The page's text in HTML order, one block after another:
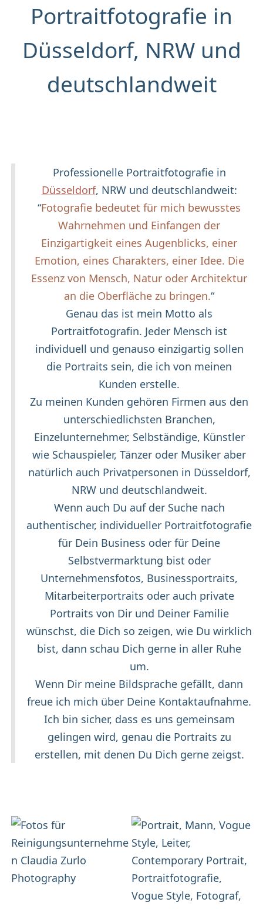
Portraitfotografie in
Düsseldorf, NRW und
deutschlandweit
Professionelle Portraitfotografie in
Düsseldorf, NRW und deutschlandweit:
“Fotografie bedeutet für mich bewusstes
Wahrnehmen und Einfangen der
Einzigartigkeit eines Augenblicks, einer
Emotion, eines Charakters, einer Idee. Die
Essenz von Mensch, Natur oder Architektur
an die Oberfläche zu bringen.“
Genau das ist mein Motto als
Portraitfotografin. Jeder Mensch ist
individuell und genauso einzigartig sollen
die Portraits sein, die ich von meinen
Kunden erstelle.
Zu meinen Kunden gehören Firmen aus den
unterschiedlichsten Branchen,
Einzelunternehmer, Selbständige, Künstler
wie Schauspieler, Tänzer oder Musiker aber
natürlich auch Privatpersonen in Düsseldorf,
NRW und deutschlandweit.
Wenn auch Du auf der Suche nach
authentischer, individueller Portraitfotografie
für Dein Business oder für Deine
Selbstvermarktung bist oder
Unternehmensfotos, Businessportraits,
Mitarbeiterportraits oder auch private
Portraits von Dir und Deiner Familie
wünschst, die Dich so zeigen, wie Du wirklich
bist, dann schau Dich gerne in aller Ruhe
um.
Wenn Dir meine Bildsprache gefällt, dann
freue ich mich über Deine Kontaktaufnahme.
Ich bin sicher, dass es uns gemeinsam
gelingen wird, genau die Portraits zu
erstellen, mit denen Du Dich gerne zeigst.